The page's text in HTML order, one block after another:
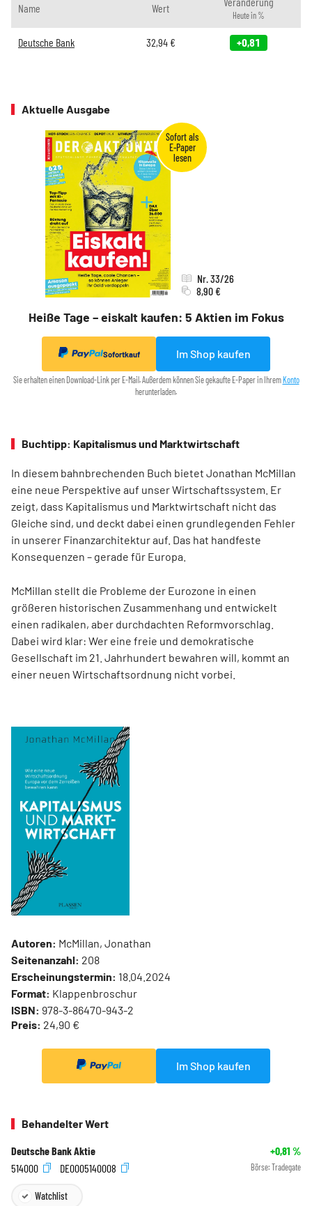
Name Wert
Heute in %
Deutsche Bank 32,94€ +0,81
Aktuelle Ausgabe
Heiße Tage – eiskalt kaufen: 5 Aktien im Fokus
Nr. 33/26
8,90 €
Sofortkauf Im Shop kaufen
Sie erhalten einen Download-Link per E-Mail. Außerdem können Sie gekaufte E-Paper in Ihrem Konto
herunterladen.
Buchtipp: Kapitalismus und Marktwirtschaft
In diesem bahnbrechenden Buch bietet Jonathan McMillan
eine neue Perspektive auf unser Wirtschaftssystem. Er
zeigt, dass Kapitalismus und Marktwirtschaft nicht das
Gleiche sind, und deckt dabei einen grundlegenden Fehler
in unserer Finanzarchitektur auf. Das hat handfeste
Konsequenzen – gerade für Europa.
McMillan stellt die Probleme der Eurozone in einen
größeren historischen Zusammenhang und entwickelt
einen radikalen, aber durchdachten Reformvorschlag.
Dabei wird klar: Wer eine freie und demokratische
Gesellschaft im 21. Jahrhundert bewahren will, kommt an
einer neuen Wirtschaftsordnung nicht vorbei.
Autoren: McMillan, Jonathan
Seitenanzahl: 208
Erscheinungstermin: 18.04.2024
Format: Klappenbroschur
ISBN: 978-3-86470-943-2
Preis: 24,90 €
Im Shop kaufen
Behandelter Wert
Deutsche Bank Aktie +0,81 %
514000
DE0005140008 Börse: Tradegate
Watchlist